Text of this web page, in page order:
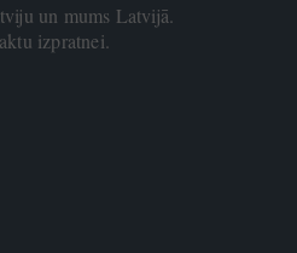
un mums Latvijā.
izpratnei.